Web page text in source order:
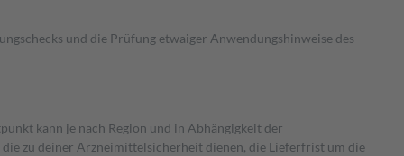
und die Prüfung etwaiger Anwendungshinweise des
kann je nach Region und in Abhängigkeit der
zu deiner Arzneimittelsicherheit dienen, die Lieferfrist um die